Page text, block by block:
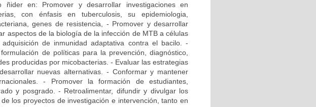
en: Promover y desarrollar investigaciones en
con énfasis en tuberculosis, su epidemiologia,
genes de resistencia, - Promover y desarrollar
aspectos de la biología de la infección de MTB a células
de inmunidad adaptativa contra el bacilo. -
de políticas para la prevención, diagnóstico,
producidas por micobacterias. - Evaluar las estrategias
nuevas alternativas. - Conformar y mantener
- Promover la formación de estudiantes,
y posgrado. - Retroalimentar, difundir y divulgar los
los proyectos de investigación e intervención, tanto en